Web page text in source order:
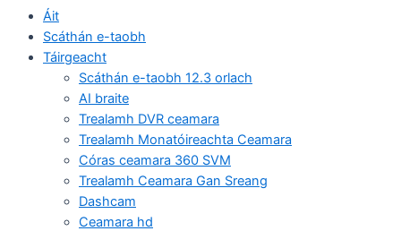
Áit
Scáthán e-taobh
Táirgeacht
Scáthán e-taobh 12.3 orlach
AI braite
Trealamh DVR ceamara
Trealamh Monatóireachta Ceamara
Córas ceamara 360 SVM
Trealamh Ceamara Gan Sreang
Dashcam
Ceamara hd